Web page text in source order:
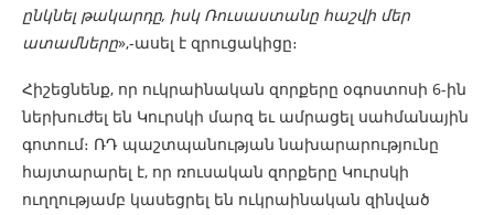
ընկնել թակարդը, իսկ Ռուսաստանը հաշվի մեր
ատամները»,-ասել է զրուցակիցը։
Հիշեցնենք, որ ուկրաինական զորքերը օգոստոսի 6-ին
ներխուժել են Կուրսկի մարզ եւ ամրացել սահմանային
գոտում։ ՌԴ պաշտպանության նախարարությունը
հայտարարել է, որ ռուսական զորքերը Կուրսկի
ուղղությամբ կասեցրել են ուկրաինական զինված